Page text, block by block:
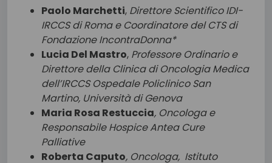
Paolo Marchetti, Direttore Scientifico IDI-
IRCCS di Roma e Coordinatore del CTS di
Fondazione IncontraDonna*
Lucia Del Mastro, Professore Ordinario e
Direttore della Clinica di Oncologia Medica
dell’IRCCS Ospedale Policlinico San
Martino, Università di Genova
Maria Rosa Restuccia, Oncologa e
Responsabile Hospice Antea Cure
Palliative
Roberta Caputo, Oncologa, Istituto